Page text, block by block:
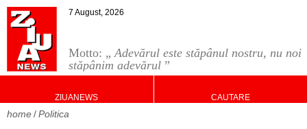
Motto: „Adevărul este stăpânul nostru, nu noi
stăpânim adevărul ”
7 August, 2026
ZIUANEWS CAUTARE
home Politica